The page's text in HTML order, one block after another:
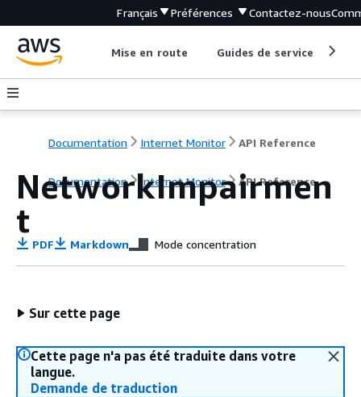
Français Préférences Contactez-nous
Mise en route Guides de service
Documentation Internet Monitor API Reference
Documentation Internet Monitor API Reference
NetworkImpairmen
t
PDF Markdown Mode concentration
Sur cette page
Cette page n'a pas été traduite dans votre
langue.
Demande de traduction